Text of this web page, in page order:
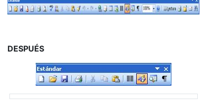
DESPUÉS